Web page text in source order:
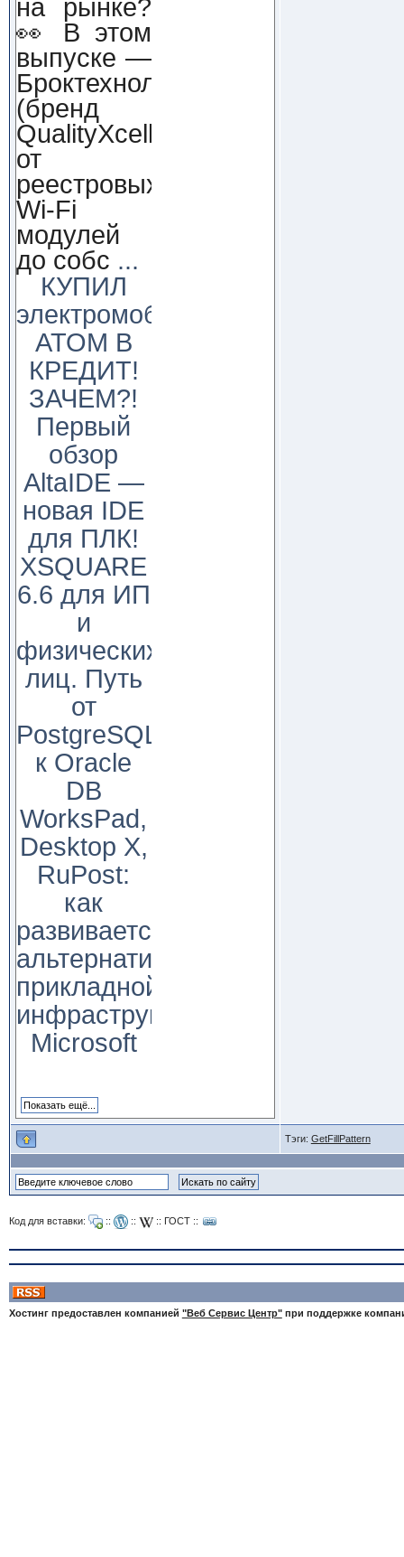
на рынке?
👀 В этом
выпуске —
Броктехнолоджи
(бренд
QualityXcellence):
от
реестровых
Wi-Fi
модулей
до собс ...
КУПИЛ
электромобиль
АТОМ В
КРЕДИТ!
ЗАЧЕМ?!
Первый
обзор
AltaIDE —
новая IDE
для ПЛК!
XSQUARE
6.6 для ИП
и
физических
лиц. Путь
от
PostgreSQL
к Oracle
DB
WorksPad,
Desktop X,
RuPost:
как
развивается
альтернатива
прикладной
инфраструктуре
Microsoft
Тэги: GetFillPattern
Код для вставки: :: :: :: ГОСТ::
Хостинг предоставлен компанией "Веб Сервис Центр"при поддержке